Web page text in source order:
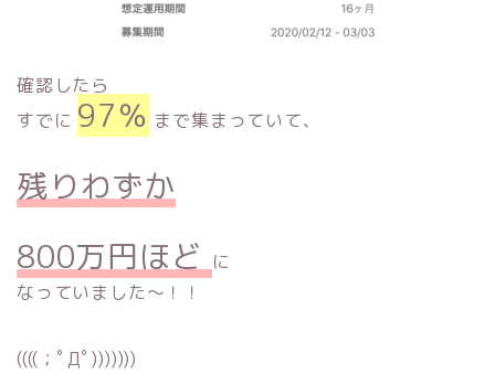
確認したら
すでに 97％ まで集まっていて、
残りわずか
800万円ほど
に
なっていました〜！！
((((；ﾟДﾟ)))))))